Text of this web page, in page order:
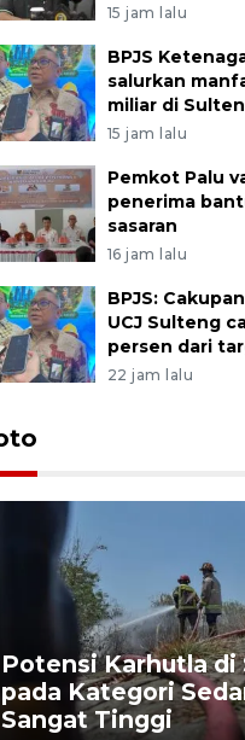
15 jam lalu
BPJS
salurkan
miliar di
15 jam lalu
Pemkot Palu
penerima
sasaran
16 jam lalu
BPJS:
UCJ Sulteng
persen dari
22 jam lalu
Potensi Karhutla di
pada Kategori
Sangat Tinggi